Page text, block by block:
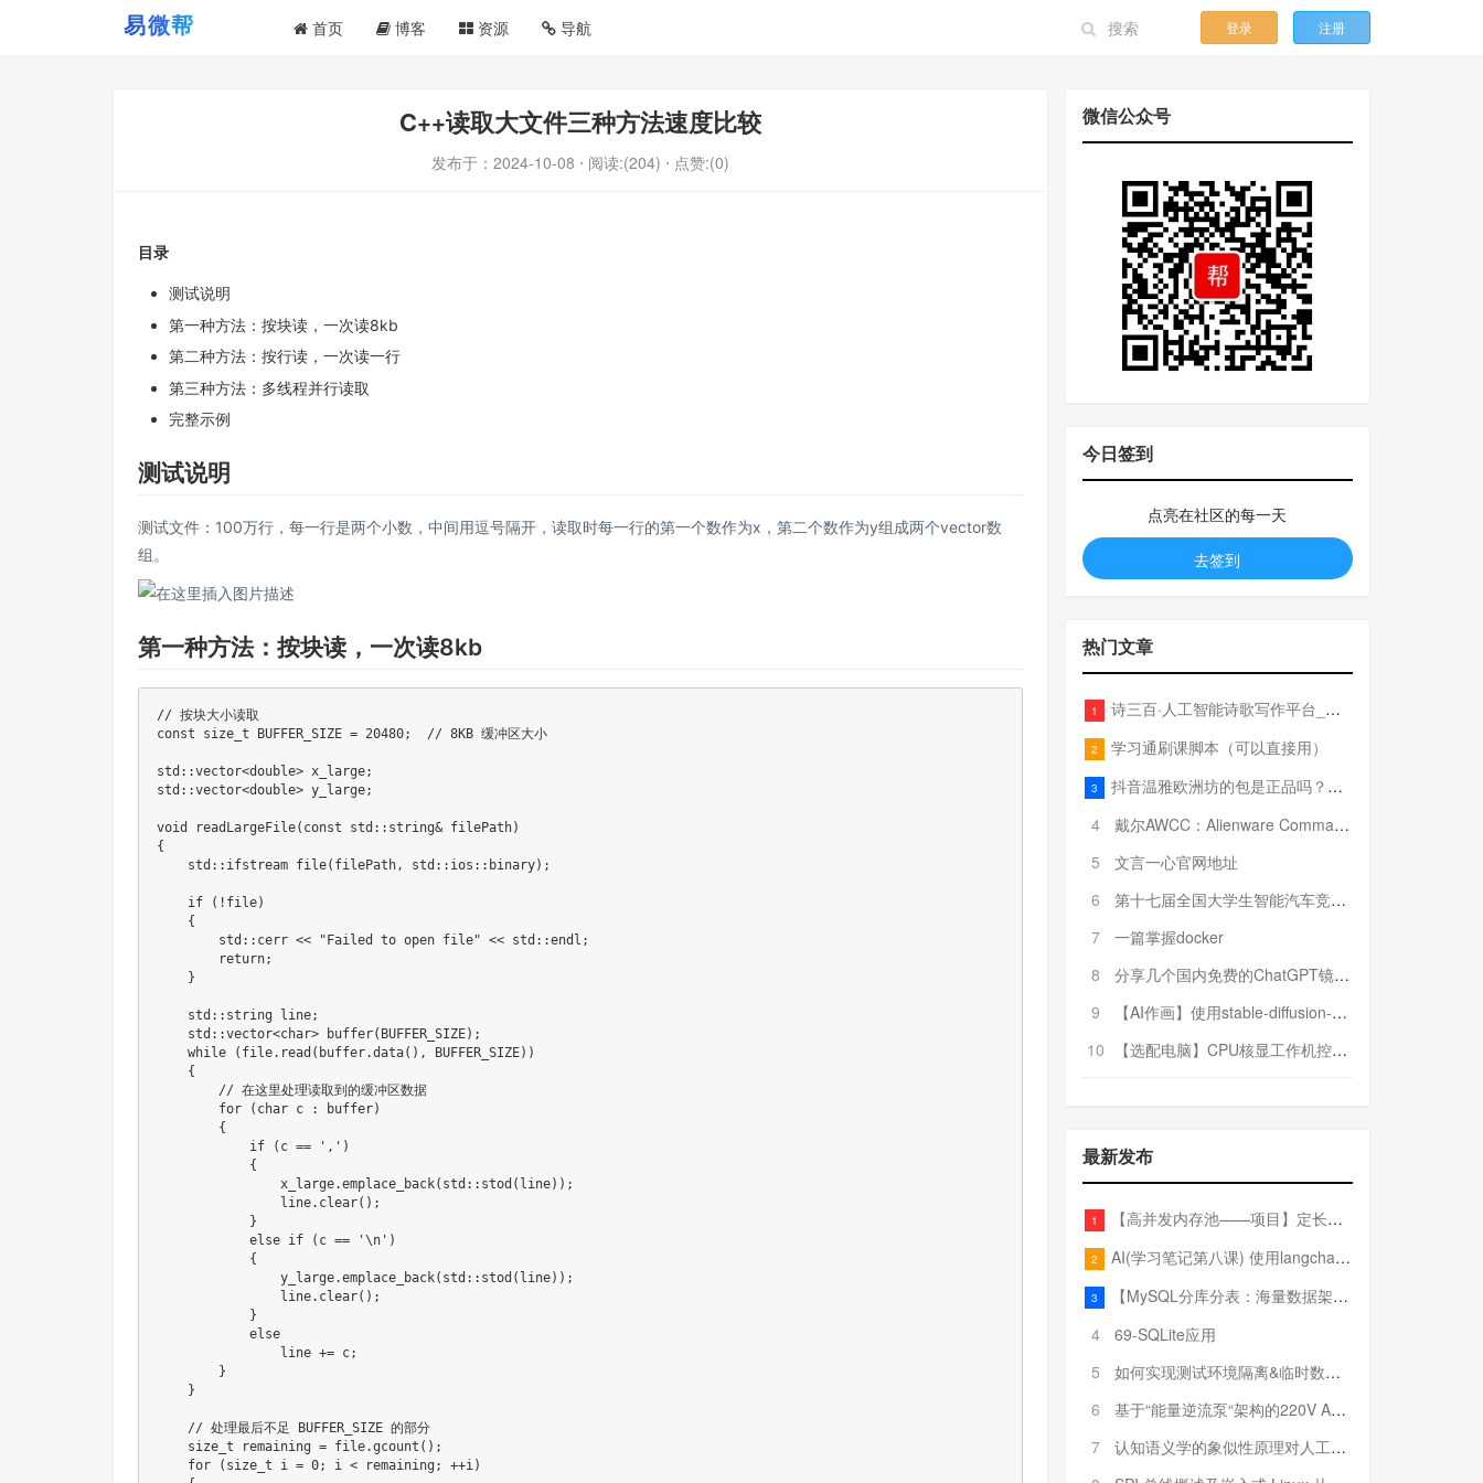
首页 博客 资源 导航 登录 注册
C++读取大文件三种方法速度比较
发布于： 2024-10-08 ⋅ 阅读:(204) ⋅ 点赞:(0)
目录
测试说明
第一种方法：按块读，一次读8kb
第二种方法：按行读，一次读一行
第三种方法：多线程并行读取
完整示例
测试说明
测试文件：100万行，每一行是两个小数，中间用逗号隔开，读取时每一行的第一个数作为x，第二个数作为y组成两个vector数
组。
第一种方法：按块读，一次读8kb
// 按块大小读取
const
size_t BUFFER_SIZE = 20480; // 8KB 缓冲区大小
std ::vector<double> x_large;
std ::vector<double> y_large;
void readLargeFile( const std :: string& filePath)
{
    std
:: ifstream file( filePath, std :: ios :: binary) ;
if ( ! file)
{
        std
:: cerr << "Failed to open file" << std ::endl ;
return;
}
    std
:: string line;
    std
::vector<char> buffer( BUFFER_SIZE) ;
while
( file. read ( buffer.data( ) , BUFFER_SIZE) )
{
// 在这里处理读取到的缓冲区数据
for
( char c : buffer)
{
if
( c == ',' )
{
                x_large
.emplace_back( std :: stod ( line) ) ;
                line
. clear( ) ;
}
else if ( c == '\n' )
{
                y_large
.emplace_back( std :: stod ( line) ) ;
                line
. clear( ) ;
}
else
                line
+= c;
}
}
// 处理最后不足 BUFFER_SIZE 的部分
size_t remaining = file.gcount ( ) ;
for
( size_t i = 0; i < remaining ; ++i)
微信公众号
今日签到
点亮在社区的每一天
去签到
热门文章
1 诗三百·人工智能诗歌写作平台_在线作诗机_藏头诗生成器_电脑对联_姓名作诗
2 学习通刷课脚本（可以直接用）
3
抖音温雅欧洲坊的包是正品吗？温雅卖的包为啥那么便宜？
4
戴尔AWCC：Alienware Command Center 故障排除方法，里面附有超全详解呦，快来快来，欢迎观看~
5
文言一心官网地址
6
第十七届全国大学生智能汽车竞赛全国总决赛参赛队伍奖项公告
7
一篇掌握docker
8
分享几个国内免费的ChatGPT镜像网址(亲测有效-4月25日更新)
9
【AI作画】使用stable-diffusion-webui搭建AI作画平台
10
【选配电脑】CPU核显工作机控制预算5000
最新发布
1 【高并发内存池——项目】定长内存池——开胃小菜
2 AI(学习笔记第八课) 使用langchain的embedding models
3
【MySQL分库分表：海量数据架构的终极解决方案】
4
69-SQLite应用
5
如何实现测试环境隔离&临时数据库（pytest+SQLite）
6
基于“能量逆流泵“架构的220V AC至20V DC 300W高效电源设计
7
认知语义学的象似性原理对人工智能自然语言处理深层语义分析的影响与启示